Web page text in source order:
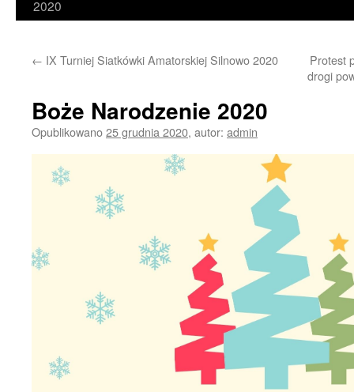
2020
← IX Turniej Siatkówki Amatorskiej Silnowo 2020
Protest
drogi
Boże Narodzenie 2020
Opublikowano25 grudnia 2020, autor: admin